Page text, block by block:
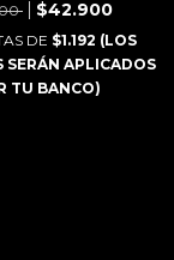
$42.900
DE $1.192 (LOS
SERÁN APLICADOS
TU BANCO)